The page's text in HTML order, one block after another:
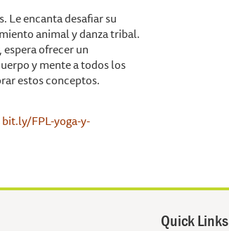
Le encanta desafiar su
animal y danza tribal.
ofrecer un
y mente a todos los
estos conceptos.
bit.ly/FPL-yoga-y-
Quick Links